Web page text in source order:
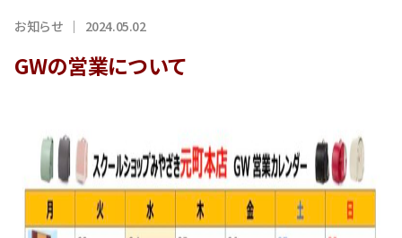
お知らせ 2024.05.02
GWの営業について